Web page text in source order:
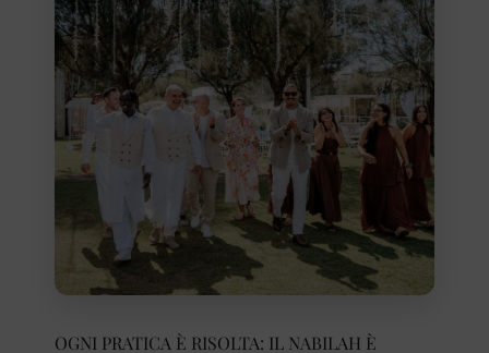
OGNI PRATICA È RISOLTA: IL NABILAH È